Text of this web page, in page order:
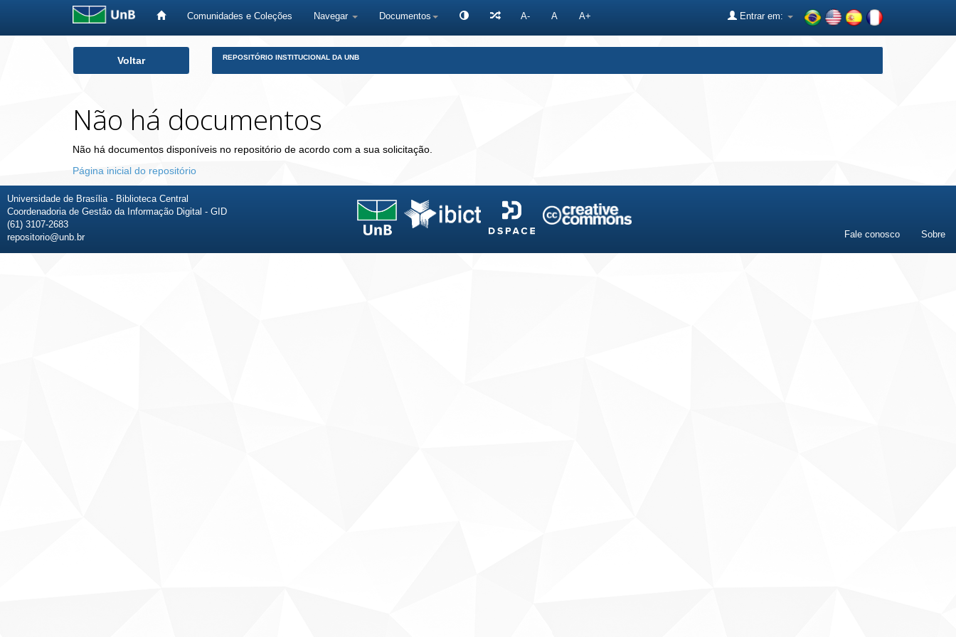
Comunidades e Coleções Navegar Documentos A- A A+ Entrar em:
Voltar REPOSITÓRIO INSTITUCIONAL DA UNB
Não há documentos
Não há documentos disponíveis no repositório de acordo com a sua solicitação.
Página inicial do repositório
Universidade de Brasília - Biblioteca Central
Coordenadoria de Gestão da Informação Digital - GID
(61) 3107-2683
repositorio@unb.br
Fale conosco Sobre